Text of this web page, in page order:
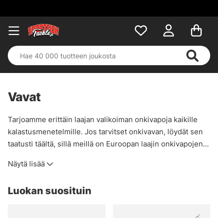
Vavat
Tarjoamme erittäin laajan valikoiman onkivapoja kaikille
kalastusmenetelmille. Jos tarvitset onkivavan, löydät sen
taatusti täältä, sillä meillä on Euroopan laajin onkivapojen
Näytä lisää
Luokan suosituin